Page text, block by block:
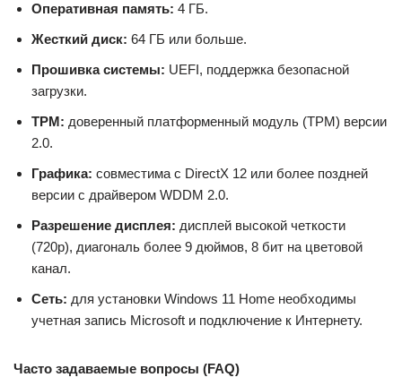
Оперативная память: 4 ГБ.
Жесткий диск: 64 ГБ или больше.
Прошивка системы: UEFI, поддержка безопасной
загрузки.
TPM: доверенный платформенный модуль (TPM) версии
2.0.
Графика: совместима с DirectX 12 или более поздней
версии с драйвером WDDM 2.0.
Разрешение дисплея: дисплей высокой четкости
(720p), диагональ более 9 дюймов, 8 бит на цветовой
канал.
Сеть: для установки Windows 11 Home необходимы
учетная запись Microsoft и подключение к Интернету.
Часто задаваемые вопросы (FAQ)